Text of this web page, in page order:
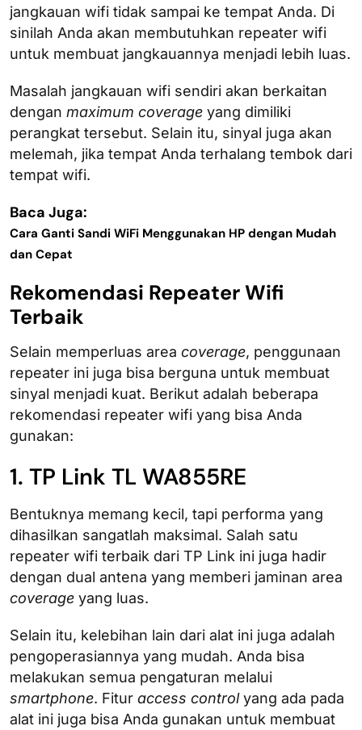
jangkauan wifi tidak sampai ke tempat Anda. Di
sinilah Anda akan membutuhkan repeater wifi
untuk membuat jangkauannya menjadi lebih luas.
Masalah jangkauan wifi sendiri akan berkaitan
dengan maximum coverage yang dimiliki
perangkat tersebut. Selain itu, sinyal juga akan
melemah, jika tempat Anda terhalang tembok dari
tempat wifi.
Baca Juga:
Cara Ganti Sandi WiFi Menggunakan HP dengan Mudah
dan Cepat
Rekomendasi Repeater Wifi
Terbaik
Selain memperluas area coverage, penggunaan
repeater ini juga bisa berguna untuk membuat
sinyal menjadi kuat. Berikut adalah beberapa
rekomendasi repeater wifi yang bisa Anda
gunakan:
1. TP Link TL WA855RE
Bentuknya memang kecil, tapi performa yang
dihasilkan sangatlah maksimal. Salah satu
repeater wifi terbaik dari TP Link ini juga hadir
dengan dual antena yang memberi jaminan area
coverage yang luas.
Selain itu, kelebihan lain dari alat ini juga adalah
pengoperasiannya yang mudah. Anda bisa
melakukan semua pengaturan melalui
smartphone. Fitur access controlyang ada pada
alat ini juga bisa Anda gunakan untuk membuat